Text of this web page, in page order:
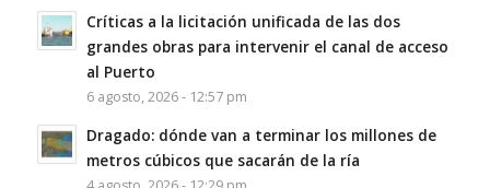
Críticas a la licitación unificada de las dos
grandes obras para intervenir el canal de acceso
al Puerto
6 agosto, 2026 - 12:57 pm
Dragado: dónde van a terminar los millones de
metros cúbicos que sacarán de la ría